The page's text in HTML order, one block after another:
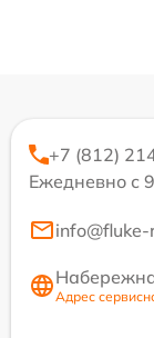
+7 (812)
Ежедневно с
Адрес